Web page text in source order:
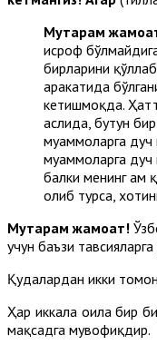
Муҳтарам
исроф
бирларини
ҳаракатида
кетишмоқда.
аслида, бутун
муаммоларга дуч
муаммоларга дуч
балки менинг
олиб турса,
Муҳтарам жамоат!
учун баъзи
Қудалардан икки
Ҳар иккала оила бир
мақсадга мувофиқдир.